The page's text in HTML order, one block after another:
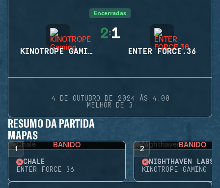
Encerradas
KINOTROPE GAMING
2:1
ENTER FORCE.36
4 DE OUTUBRO DE 2024 ÀS 4:00
MELHOR DE 3
RESUMO DA PARTIDA
MAPAS
1 BANIDO
CHALÉ
ENTER FORCE.36
2 BANIDO
NIGHTHAVEN LABS
KINOTROPE GAMING